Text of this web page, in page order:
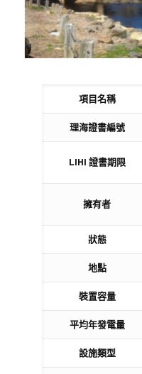
項目名稱
理海證書編號
LIHI 證書期限
擁有者
狀態
地點
裝置容量
平均年發電量
設施類型